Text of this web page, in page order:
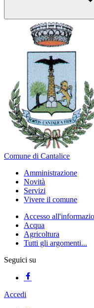
Comune di Cantalice
Amministrazione
Novità
Servizi
Vivere il comune
Accesso
Acqua
Agricoltura
Tutti gli argomenti...
Seguici su
Accedi